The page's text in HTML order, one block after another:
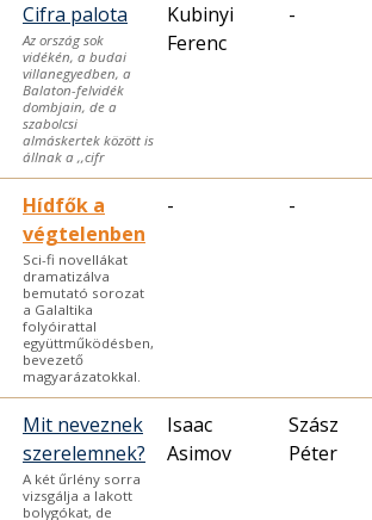
Cifra palota
Az ország sok
vidékén, a budai
villanegyedben, a
Balaton-felvidék
dombjain, de a
szabolcsi
almáskertek között is
állnak a ,,cifr
Kubinyi
Ferenc
-
Hídfők a
végtelenben
Sci-fi novellákat
dramatizálva
bemutató sorozat
a Galaltika
folyóirattal
együttműködésben,
bevezető
magyarázatokkal.
- -
Mit neveznek
szerelemnek?
A két űrlény sorra
vizsgálja a lakott
bolygókat, de
Isaac
Asimov
Szász
Péter